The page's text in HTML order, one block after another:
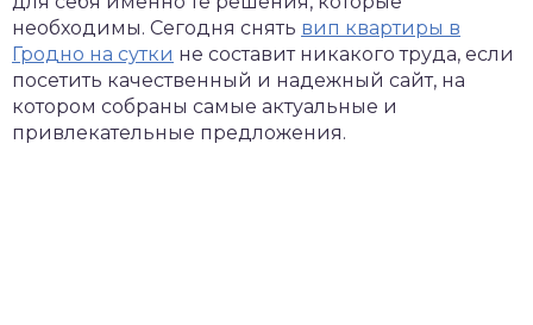
необходимы. Сегодня снять вип квартиры в
Гродно на сутки не составит никакого труда, если
посетить качественный и надежный сайт, на
котором собраны самые актуальные и
привлекательные предложения.